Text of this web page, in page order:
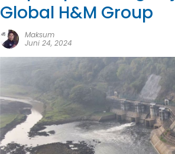
Global H&M Group
Maksum
Juni 24, 2024